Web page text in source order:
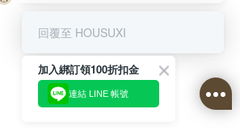
回覆至 HOUSUXI
加入綁訂領100折扣金
連結 LINE 帳號